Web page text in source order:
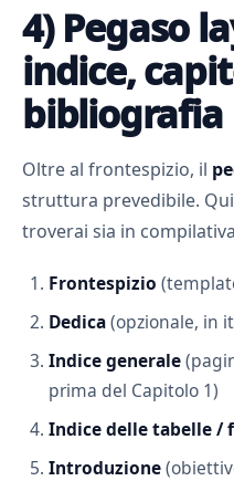
4) Pegaso
indice,
bibliografia
Oltre al frontespizio, il
struttura prevedibile.
troverai sia in
Frontespizio
Dedica(opzionale, in
Indice generale
prima del Capitolo 1)
Indice delle tabelle /
Introduzione